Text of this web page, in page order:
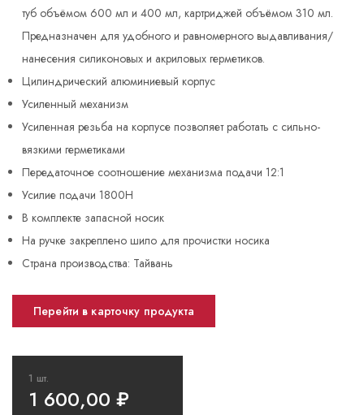
туб объёмом 600 мл и 400 мл, картриджей объёмом 310 мл.
Предназначен для удобного и равномерного выдавливания/
нанесения силиконовых и акриловых герметиков.
Цилиндрический алюминиевый корпус
Усиленный механизм
Усиленная резьба на корпусе позволяет работать с сильно-
вязкими герметиками
Передаточное соотношение механизма подачи 12:1
Усилие подачи 1800Н
В комплекте запасной носик
На ручке закреплено шило для прочистки носика
Страна производства: Тайвань
Перейти в карточку продукта
1 шт.
1 600,00 ₽